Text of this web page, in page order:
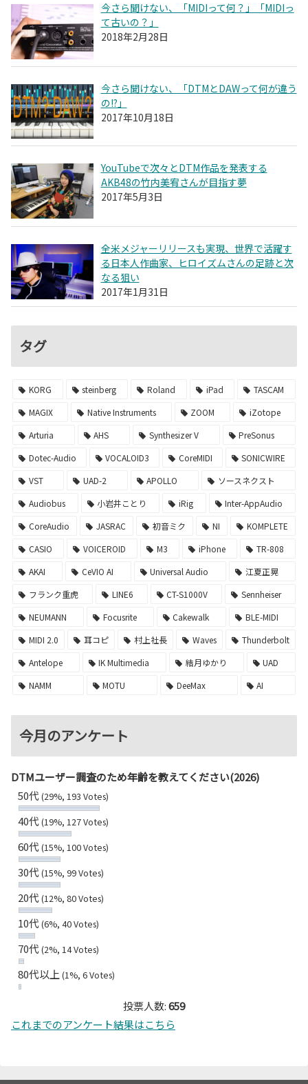
今さら聞けない、「MIDIって何？」「MIDIっ
て古いの？」
2018年2月28日
今さら聞けない、「DTMとDAWって何が違う
の!?」
2017年10月18日
YouTubeで次々とDTM作品を発表する
AKB48の竹内美宥さんが目指す夢
2017年5月3日
全米メジャーリリースも実現、世界で活躍す
る日本人作曲家、ヒロイズムさんの足跡と次
なる狙い
2017年1月31日
タグ
KORG steinberg Roland iPad
TASCAM
MAGIX
Native Instruments ZOOM
iZotope
Arturia
AHS Synthesizer V
PreSonus
Dotec-Audio
VOCALOID3 CoreMIDI
SONICWIRE
VST
UAD-2 APOLLO
ソースネクスト
Audiobus
小岩井ことり iRig
Inter-AppAudio
CoreAudio
JASRAC 初音ミク NI
KOMPLETE
CASIO
VOICEROID M3 iPhone
TR-808
AKAI
CeVIO AI Universal Audio
江夏正晃
フランク重虎
LINE6 CT-S1000V
Sennheiser
NEUMANN
Focusrite Cakewalk
BLE-MIDI
MIDI 2.0
耳コピ 村上社長 Waves
Thunderbolt
Antelope
IK Multimedia 結月ゆかり
UAD
NAMM
MOTU DeeMax AI
今月のアンケート
DTMユーザー調査のため年齢を教えてください(2026)
50代(29%, 193 Votes)
40代(19%, 127 Votes)
60代(15%, 100 Votes)
30代(15%, 99 Votes)
20代(12%, 80 Votes)
10代(6%, 40 Votes)
70代(2%, 14 Votes)
80代以上(1%, 6 Votes)
投票人数:659
これまでのアンケート結果はこちら